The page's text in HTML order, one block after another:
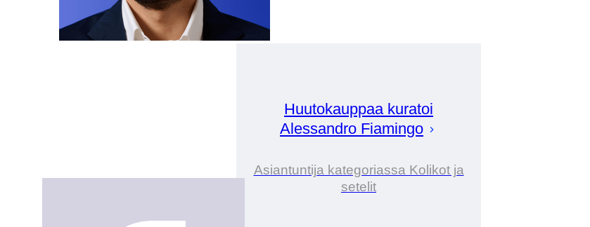
Huutokauppaa kuratoi
Alessandro Fiamingo
Asiantuntija kategoriassa Kolikot ja
setelit